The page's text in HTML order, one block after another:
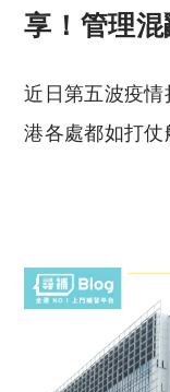
享！管理
近日第五波疫
港各處都如打